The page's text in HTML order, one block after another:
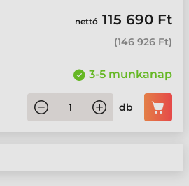
nettó 115 690 Ft
(146 926 Ft)
3-5 munkanap
db